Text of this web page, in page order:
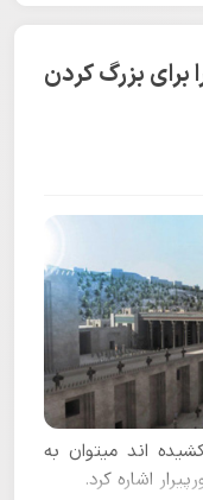
برای بزرگ کردن
اند میتوان به
اشاره کرد.